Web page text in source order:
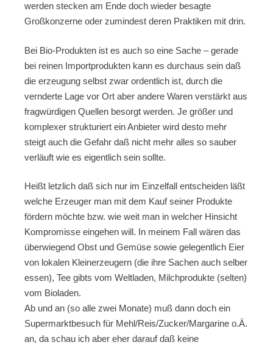
werden stecken am Ende doch wieder besagte
Großkonzerne oder zumindest deren Praktiken mit drin.
Bei Bio-Produkten ist es auch so eine Sache – gerade
bei reinen Importprodukten kann es durchaus sein daß
die erzeugung selbst zwar ordentlich ist, durch die
vernderte Lage vor Ort aber andere Waren verstärkt aus
fragwürdigen Quellen besorgt werden. Je größer und
komplexer strukturiert ein Anbieter wird desto mehr
steigt auch die Gefahr daß nicht mehr alles so sauber
verläuft wie es eigentlich sein sollte.
Heißt letzlich daß sich nur im Einzelfall entscheiden läßt
welche Erzeuger man mit dem Kauf seiner Produkte
fördern möchte bzw. wie weit man in welcher Hinsicht
Kompromisse eingehen will. In meinem Fall wären das
überwiegend Obst und Gemüse sowie gelegentlich Eier
von lokalen Kleinerzeugern (die ihre Sachen auch selber
essen), Tee gibts vom Weltladen, Milchprodukte (selten)
vom Bioladen.
Ab und an (so alle zwei Monate) muß dann doch ein
Supermarktbesuch für Mehl/Reis/Zucker/Margarine o.Ä.
an, da schau ich aber eher darauf daß keine